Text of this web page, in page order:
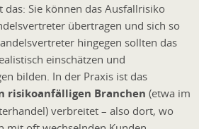
Sie können das Ausfallrisiko
übertragen und sich so
hingegen sollten das
einschätzen und
bilden. In der Praxis ist das
risikoanfälligen Branchen (etwa im
verbreitet – also dort, wo